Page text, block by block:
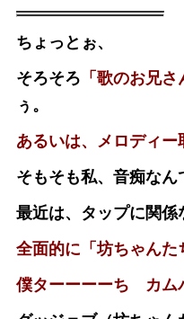
ちょっとぉ、
そろそろ 「歌のお兄
ぅ。
あるいは、メロディー
そもそも私、音痴なん
最近は、タップに関係
全面的に「坊ちゃんた
僕ターーーーち カム